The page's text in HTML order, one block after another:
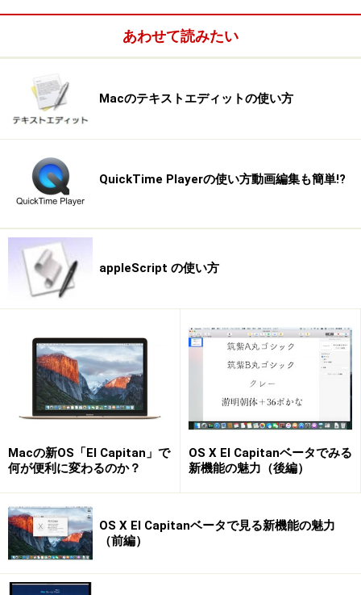
set myImage to open afile
save myImage in file (aDesk & "newimage.jpg") as JPEG
※実行時にエラーがでる場合、一度スクリプト
が出てくるので、任意の画像※を指定しましょう。する
と、デスクトップに「newimage.jpg」というファイルが
できています。これを開くと、元の画像ファイルの画像
種類がなんであれ、横幅が100ドットのJPEGデータに変
更されます。
※ Image Events で読み込める画像データは 「PICT/BMP/QuickTime
Image/GIF/JPEG/MacPaint/JPEG2/SGI/PSD/TGA/PDF/PNG/TIFF」の 13種類です。
スクリプト解説
あわせて読みたい
Macのテキストエディットの使い方
QuickTime Playerの使い方動画編集も簡単!?
appleScript の使い方
Macの新OS「El Capitan」で
何が便利に変わるのか？
OS X El Capitanベータでみる
新機能の魅力（後編）
OS X El Capitanベータで見る新機能の魅力
（前編）